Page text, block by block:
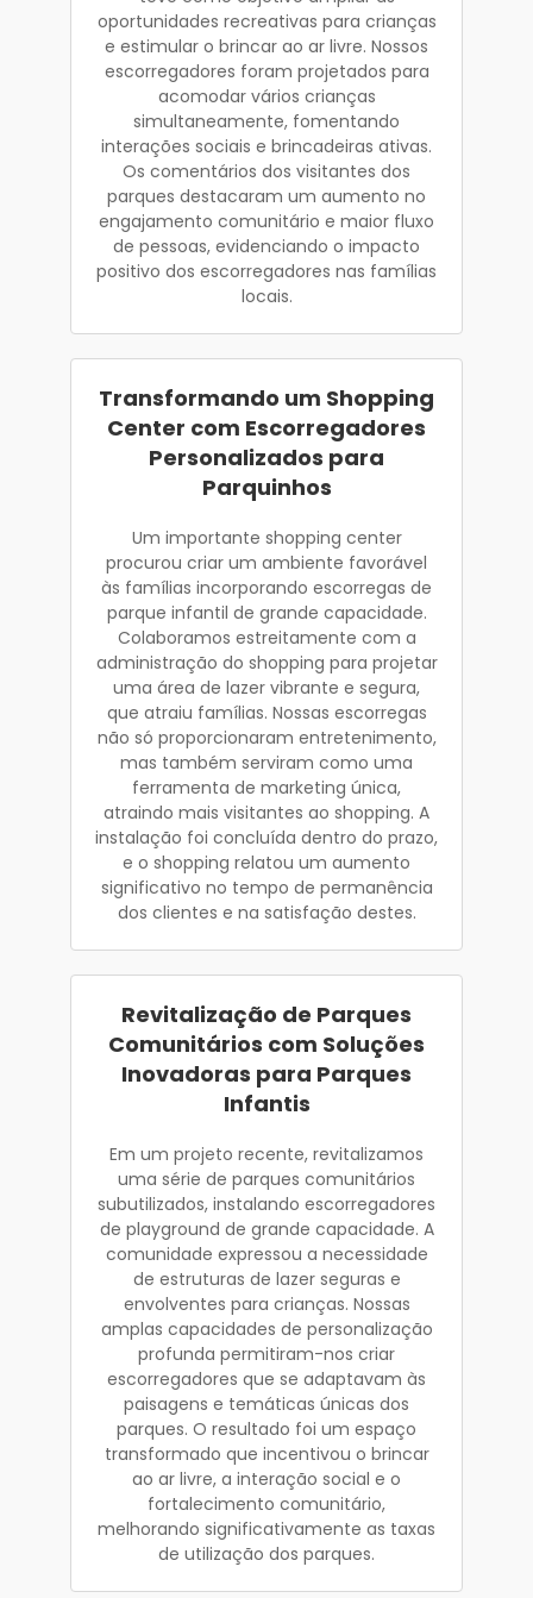
oportunidades recreativas para crianças
e estimular o brincar ao ar livre. Nossos
escorregadores foram projetados para
acomodar vários crianças
simultaneamente, fomentando
interações sociais e brincadeiras ativas.
Os comentários dos visitantes dos
parques destacaram um aumento no
engajamento comunitário e maior fluxo
de pessoas, evidenciando o impacto
positivo dos escorregadores nas famílias
locais.
Transformando um Shopping
Center com Escorregadores
Personalizados para
Parquinhos
Um importante shopping center
procurou criar um ambiente favorável
às famílias incorporando escorregas de
parque infantil de grande capacidade.
Colaboramos estreitamente com a
administração do shopping para projetar
uma área de lazer vibrante e segura,
que atraiu famílias. Nossas escorregas
não só proporcionaram entretenimento,
mas também serviram como uma
ferramenta de marketing única,
atraindo mais visitantes ao shopping. A
instalação foi concluída dentro do prazo,
e o shopping relatou um aumento
significativo no tempo de permanência
dos clientes e na satisfação destes.
Revitalização de Parques
Comunitários com Soluções
Inovadoras para Parques
Infantis
Em um projeto recente, revitalizamos
uma série de parques comunitários
subutilizados, instalando escorregadores
de playground de grande capacidade. A
comunidade expressou a necessidade
de estruturas de lazer seguras e
envolventes para crianças. Nossas
amplas capacidades de personalização
profunda permitiram-nos criar
escorregadores que se adaptavam às
paisagens e temáticas únicas dos
parques. O resultado foi um espaço
transformado que incentivou o brincar
ao ar livre, a interação social e o
fortalecimento comunitário,
melhorando significativamente as taxas
de utilização dos parques.